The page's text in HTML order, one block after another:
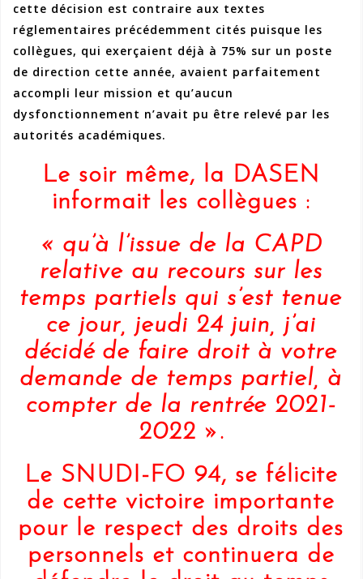
cette décision est contraire aux textes
réglementaires précédemment cités puisque les
collègues, qui exerçaient déjà à 75% sur un poste
de direction cette année, avaient parfaitement
accompli leur mission et qu’aucun
dysfonctionnement n’avait pu être relevé par les
autorités académiques.
Le soir même, la DASEN
informait les collègues :
« qu’à l’issue de la CAPD
relative au recours sur les
temps partiels qui s’est tenue
ce jour, jeudi 24 juin, j’ai
décidé de faire droit à votre
demande de temps partiel, à
compter de la rentrée 2021-
2022 ».
Le SNUDI-FO 94, se félicite
de cette victoire importante
pour le respect des droits des
personnels et continuera de